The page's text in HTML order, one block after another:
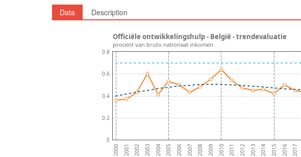
Data Description
2000 2001 2002 2003 2004 2005 2006 2007 2008 2009 2010 2011 2012 2013 2014 2015 2016 2017
0
0.2
0.4
0.6
0.8
Officiële ontwikkelingshulp - België - trendevaluatie
procent van bruto nationaal inkomen